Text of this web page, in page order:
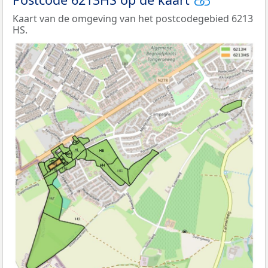
Kaart van de omgeving van het postcodegebied 6213
HS.